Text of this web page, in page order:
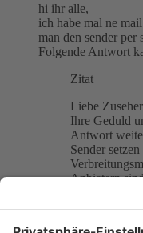
hi ihr alle,
ich habe mal ne
man den sender per
Folgende Antwort
Zitat
Liebe
Ihre Geduld
Antwort
Sender
Anbietern
derzeit nicht
Internet